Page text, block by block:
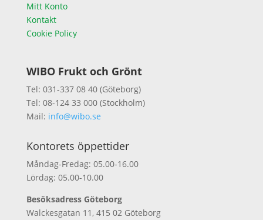
Mitt Konto
Kontakt
Cookie Policy
WIBO Frukt och Grönt
Tel: 031-337 08 40 (Göteborg)
Tel: 08-124 33 000 (Stockholm)
Mail: info@wibo.se
Kontorets öppettider
Måndag-Fredag: 05.00-16.00
Lördag: 05.00-10.00
Besöksadress Göteborg
Walckesgatan 11, 415 02 Göteborg